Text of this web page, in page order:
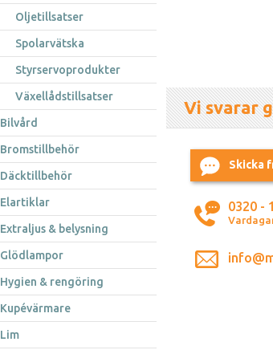
Oljetillsatser
Spolarvätska
Styrservoprodukter
Växellådstillsatser
Bilvård
Bromstillbehör
Däcktillbehör
Elartiklar
Extraljus & belysning
Glödlampor
Hygien & rengöring
Kupévärmare
Lim
Vi svarar
Skicka
0320 -